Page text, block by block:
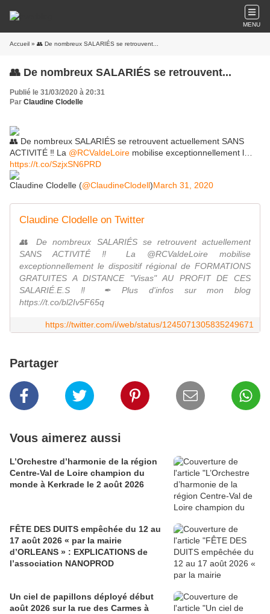
MENU
Accueil » 👥 De nombreux SALARIÉS se retrouvent...
👥 De nombreux SALARIÉS se retrouvent...
Publié le 31/03/2020 à 20:31
Par Claudine Clodelle
👥 De nombreux SALARIÉS se retrouvent actuellement SANS
ACTIVITÉ ‼ La @RCValdeLoire mobilise exceptionnellement l…
https://t.co/SzjxSN6PRD
Claudine Clodelle (@ClaudineClodell)March 31, 2020
Claudine Clodelle on Twitter
👥 De nombreux SALARIÉS se retrouvent actuellement
SANS ACTIVITÉ ‼ La @RCValdeLoire mobilise
exceptionnellement le dispositif régional de FORMATIONS
GRATUITES A DISTANCE "Visas" AU PROFIT DE CES
SALARIÉ.E.S ‼ ✒ Plus d'infos sur mon blog
https://t.co/bl2Iv5F65q
https://twitter.com/i/web/status/1245071305835249671
Partager
Vous aimerez aussi
L’Orchestre d’harmonie de la région
Centre-Val de Loire champion du
monde à Kerkrade le 2 août 2026
FÊTE DES DUITS empêchée du 12 au
17 août 2026 « par la mairie
d’ORLEANS » : EXPLICATIONS de
l’association NANOPROD
Un ciel de papillons déployé début
août 2026 sur la rue des Carmes à